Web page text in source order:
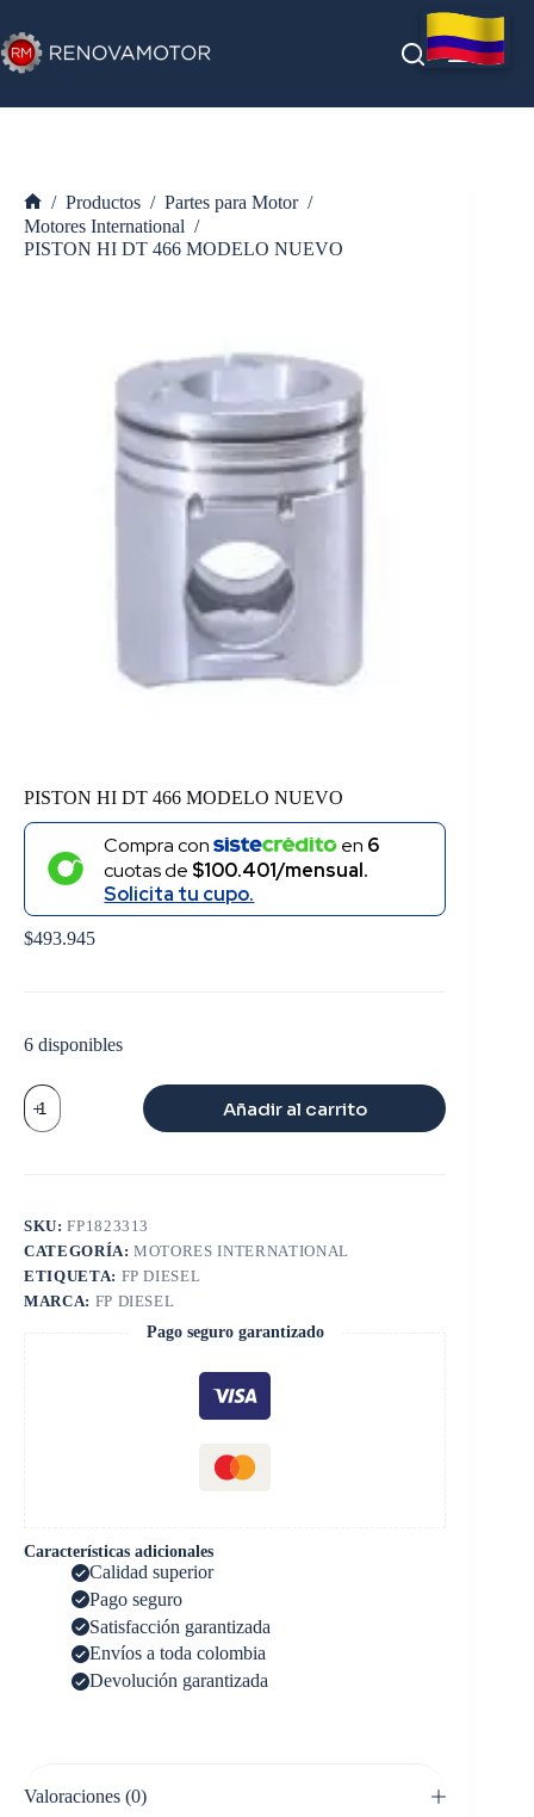
al
contenido
Inicio
/ Productos / Partes para Motor /
Motores International /
PISTON HI DT 466 MODELO NUEVO
PISTON HI DT 466 MODELO NUEVO
Compra con en 6
cuotas de $100.401/mensual.
Solicita tu cupo.
$493.945
6 disponibles
PISTON
HI
DT
Añadir al carrito
SKU:FP1823313
CATEGORÍA:MOTORES INTERNATIONAL
ETIQUETA: FP DIESEL
MARCA: FP DIESEL
Pago seguro garantizado
Características adicionales
Calidad superior
Pago seguro
Satisfacción garantizada
Envíos a toda colombia
Devolución garantizada
Valoraciones (0)